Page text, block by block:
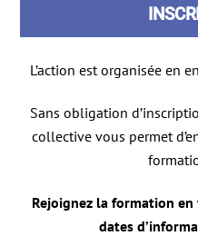
L’action est organisée en
Sans obligation
collective vous permet
Rejoignez la formation en
dates